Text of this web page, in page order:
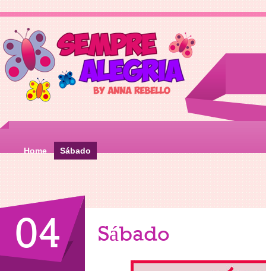
Home Sábado
04 Sábado